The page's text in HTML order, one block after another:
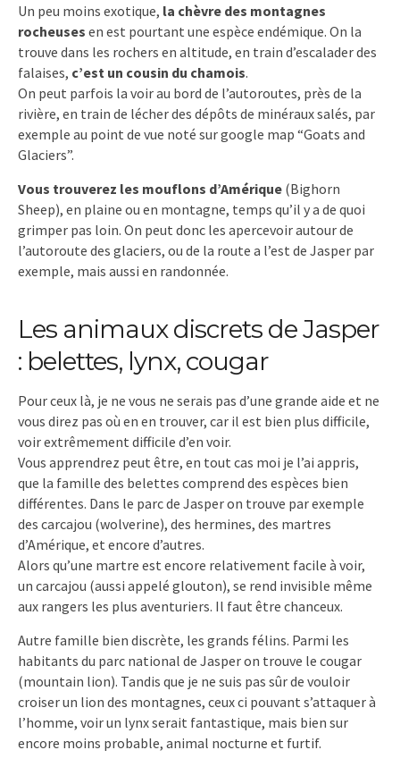
Un peu moins exotique, la chèvre des montagnes
rocheuses en est pourtant une espèce endémique. On la
trouve dans les rochers en altitude, en train d’escalader des
falaises, c’est un cousin du chamois.
On peut parfois la voir au bord de l’autoroutes, près de la
rivière, en train de lécher des dépôts de minéraux salés, par
exemple au point de vue noté sur google map “Goats and
Glaciers”.
Vous trouverez les mouflons d’Amérique (Bighorn
Sheep), en plaine ou en montagne, temps qu’il y a de quoi
grimper pas loin. On peut donc les apercevoir autour de
l’autoroute des glaciers, ou de la route a l’est de Jasper par
exemple, mais aussi en randonnée.
Les animaux discrets de Jasper
: belettes, lynx, cougar
Pour ceux là, je ne vous ne serais pas d’une grande aide et ne
vous direz pas où en en trouver, car il est bien plus difficile,
voir extrêmement difficile d’en voir.
Vous apprendrez peut être, en tout cas moi je l’ai appris,
que la famille des belettes comprend des espèces bien
différentes. Dans le parc de Jasper on trouve par exemple
des carcajou (wolverine), des hermines, des martres
d’Amérique, et encore d’autres.
Alors qu’une martre est encore relativement facile à voir,
un carcajou (aussi appelé glouton), se rend invisible même
aux rangers les plus aventuriers. Il faut être chanceux.
Autre famille bien discrète, les grands félins. Parmi les
habitants du parc national de Jasper on trouve le cougar
(mountain lion). Tandis que je ne suis pas sûr de vouloir
croiser un lion des montagnes, ceux ci pouvant s’attaquer à
l’homme, voir un lynx serait fantastique, mais bien sur
encore moins probable, animal nocturne et furtif.